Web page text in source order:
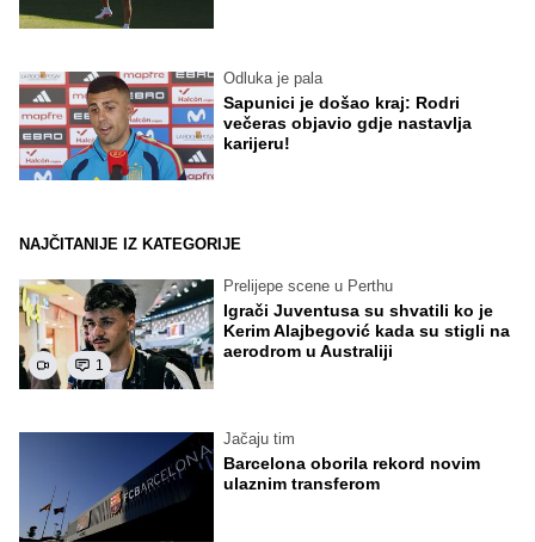
Odluka je pala
Sapunici je došao kraj: Rodri
večeras objavio gdje nastavlja
karijeru!
NAJČITANIJE IZ KATEGORIJE
1
Prelijepe scene u Perthu
Igrači Juventusa su shvatili ko je
Kerim Alajbegović kada su stigli na
aerodrom u Australiji
Jačaju tim
Barcelona oborila rekord novim
ulaznim transferom